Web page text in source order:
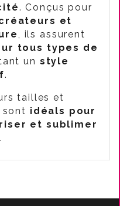
. Conçus pour
et
, ils assurent
tous types de
un style
.
tailles et
idéals pour
et sublimer
.